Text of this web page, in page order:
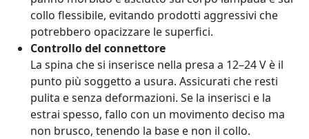
collo flessibile, evitando prodotti aggressivi che
potrebbero opacizzare le superfici.
Controllo del connettore
La spina che si inserisce nella presa a 12–24 V è il
punto più soggetto a usura. Assicurati che resti
pulita e senza deformazioni. Se la inserisci e la
estrai spesso, fallo con un movimento deciso ma
non brusco, tenendo la base e non il collo.